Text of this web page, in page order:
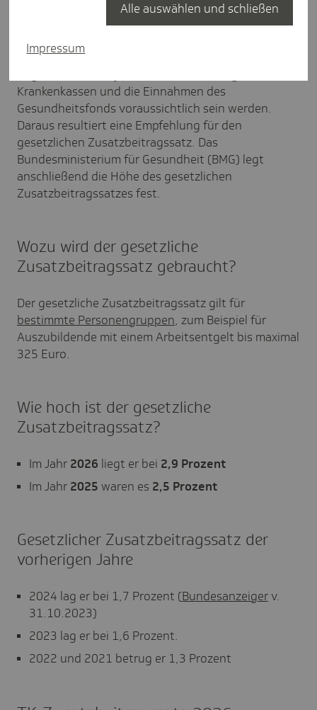
Der gesetzlich festgelegte Zusatzbeitragssatz ist
eine
Oktober schätzt ein Expertengremium für das
Krankenkassen und die Einnahmen des
Gesundheitsfonds voraussichtlich sein werden.
Daraus resultiert eine Empfehlung für den
gesetzlichen Zusatzbeitragssatz. Das
Bundesministerium für Gesundheit (BMG) legt
anschließend die Höhe des gesetzlichen
Zusatzbeitragssatzes fest.
Wozu wird der gesetzliche
Zusatzbeitragssatz gebraucht?
Der gesetzliche Zusatzbeitragssatz gilt für
bestimmte Personengruppen, zum Beispiel für
Auszubildende mit einem Arbeitsentgelt bis maximal
325 Euro.
Wie hoch ist der gesetzliche
Zusatzbeitragssatz?
Im Jahr 2026 liegt er bei 2,9 Prozent
Im Jahr 2025 waren es 2,5 Prozent
Gesetzlicher Zusatzbeitragssatz der
vorherigen Jahre
2024 lag er bei 1,7 Prozent (Bundesanzeiger v.
31.10.2023)
2023 lag er bei 1,6 Prozent.
2022 und 2021 betrug er 1,3 Prozent
Impressum
Alle auswählen und schließen